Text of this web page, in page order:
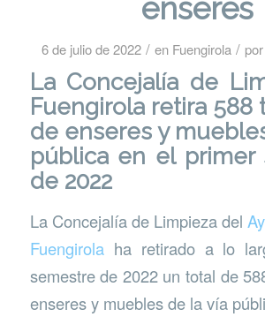
enseres
6 de julio de 2022 / en Fuengirola /
La Concejalía de
Fuengirola retira 588
de enseres y
pública en el primer
de 2022
La Concejalía de Limpieza del
Fuengirolaha retirado a lo
semestre de 2022 un total de
enseres y muebles de la vía